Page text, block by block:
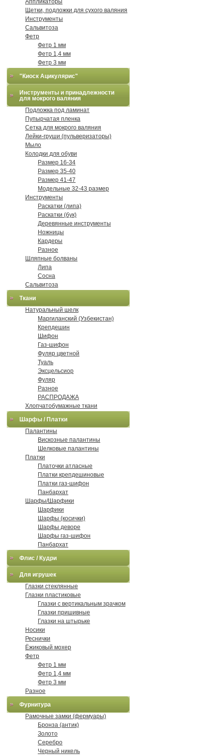
Аппликаторы
Щетки, подложки для сухого валяния
Инструменты
Сальвитоза
Фетр
Фетр 1 мм
Фетр 1,4 мм
Фетр 3 мм
"Киоск Ацикулярис"
Инструменты и принадлежности
для мокрого валяния
Подложка под ламинат
Пупырчатая пленка
Сетка для мокрого валяния
Лейки-груши (пульверизаторы)
Мыло
Колодки для обуви
Размер 16-34
Размер 35-40
Размер 41-47
Модельные 32-43 размер
Инструменты
Раскатки (липа)
Раскатки (бук)
Деревянные инструменты
Ножницы
Кардеры
Разное
Шляпные болваны
Липа
Сосна
Сальвитоза
Ткани
Натуральный шелк
Маргиланский (Узбекистан)
Крепдешин
Шифон
Газ-шифон
Фуляр цветной
Туаль
Эксцельсиор
Фуляр
Разное
РАСПРОДАЖА
Хлопчатобумажные ткани
Шарфы / Платки
Палантины
Вискозные палантины
Шелковые палантины
Платки
Платочки атласные
Платки крепдешиновые
Платки газ-шифон
Панбархат
Шарфы/Шарфики
Шарфики
Шарфы (косички)
Шарфы деворе
Шарфы газ-шифон
Панбархат
Флис / Кудри
Для игрушек
Глазки стеклянные
Глазки пластиковые
Глазки с вертикальным зрачком
Глазки пришивные
Глазки на штырьке
Носики
Реснички
Ёжиковый мохер
Фетр
Фетр 1 мм
Фетр 1,4 мм
Фетр 3 мм
Разное
Фурнитура
Рамочные замки (фермуары)
Бронза (антик)
Золото
Серебро
Черный никель